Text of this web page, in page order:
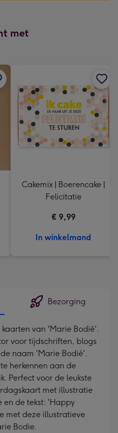
met
Cakemix | Boerencake |
Felicitatie
€ 9,99
In winkelmand
Bezorging
van 'Marie Bodié'.
voor tijdschriften, blogs
naam 'Marie Bodié'.
herkennen aan de
Perfect voor de leukste
met illustratie
en de tekst: 'Happy
met deze illustratieve
Bodie.